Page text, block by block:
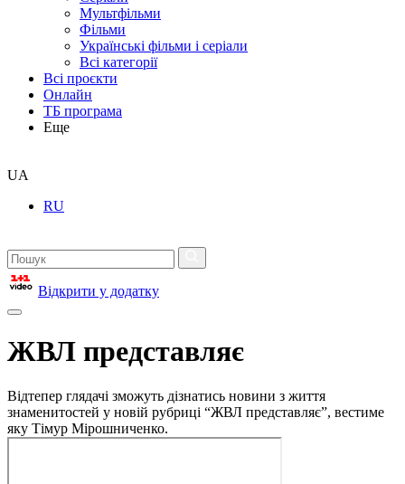
Мультфільми
Фільми
Українські фільми і серіали
Всі категорії
Всі проєкти
Онлайн
ТБ програма
Еще
UA
RU
Відкрити у додатку
ЖВЛ представляє
Відтепер глядачі зможуть дізнатись новини з життя
знаменитостей у новій рубриці “ЖВЛ представляє”, вестиме
яку Тімур Мірошниченко.